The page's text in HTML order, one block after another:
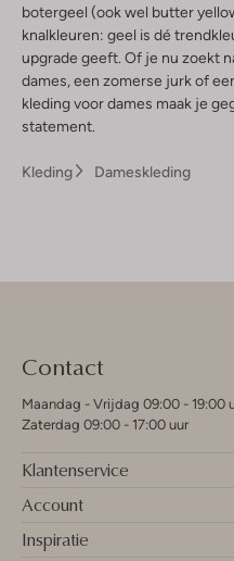
botergeel (ook wel butter
knalkleuren: geel is dé
upgrade geeft. Of je nu zoekt
dames, een zomerse jurk of
kleding voor dames maak je
statement.
Kleding
Dameskleding
Contact
Maandag - Vrijdag 09:00 - 19:00
Zaterdag 09:00 - 17:00 uur
Klantenservice
Account
Inspiratie